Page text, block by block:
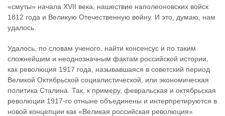
«смуты» начала XVII века, нашествие наполеоновских войск
1812 года и Великую Отечественную войну. И это, думаю, нам
удалось.
Удалось, по словам ученого, найти консенсус и по таким
сложнейшим и неоднозначным фактам российской истории,
как революция 1917 года, называвшаяся в советский период
Великой Октябрьской социалистической, или экономическая
политика Сталина. Так, к примеру, февральская и октябрьская
революции 1917-го отныне объединены и интерпретируются в
новой концепции как «Великая российская революция»